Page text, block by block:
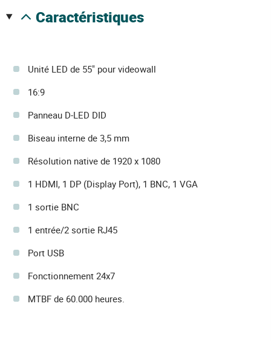
caractéristiques
Unité LED de 55" pour videowall
16:9
Panneau D-LED DID
Biseau interne de 3,5 mm
Résolution native de 1920 x 1080
1 HDMI, 1 DP (Display Port), 1 BNC, 1 VGA
1 sortie BNC
1 entrée/2 sortie RJ45
Port USB
Fonctionnement 24x7
MTBF de 60.000 heures.